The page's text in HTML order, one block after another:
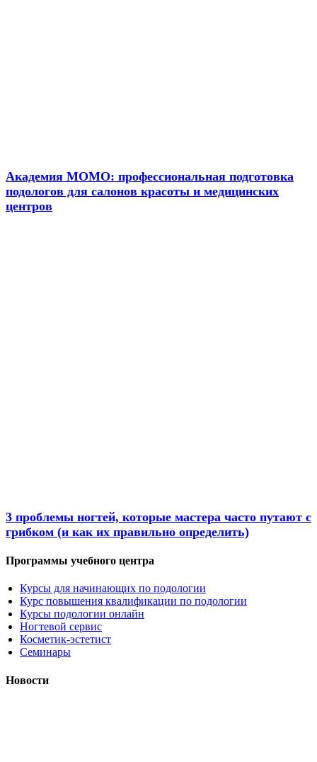
Академия МОМО: профессиональная подготовка
подологов для салонов красоты и медицинских
центров
3 проблемы ногтей, которые мастера часто путают с
грибком (и как их правильно определить)
Программы учебного центра
Курсы для начинающих по подологии
Курс повышения квалификации по подологии
Курсы подологии онлайн
Ногтевой сервис
Косметик-эстетист
Семинары
Новости